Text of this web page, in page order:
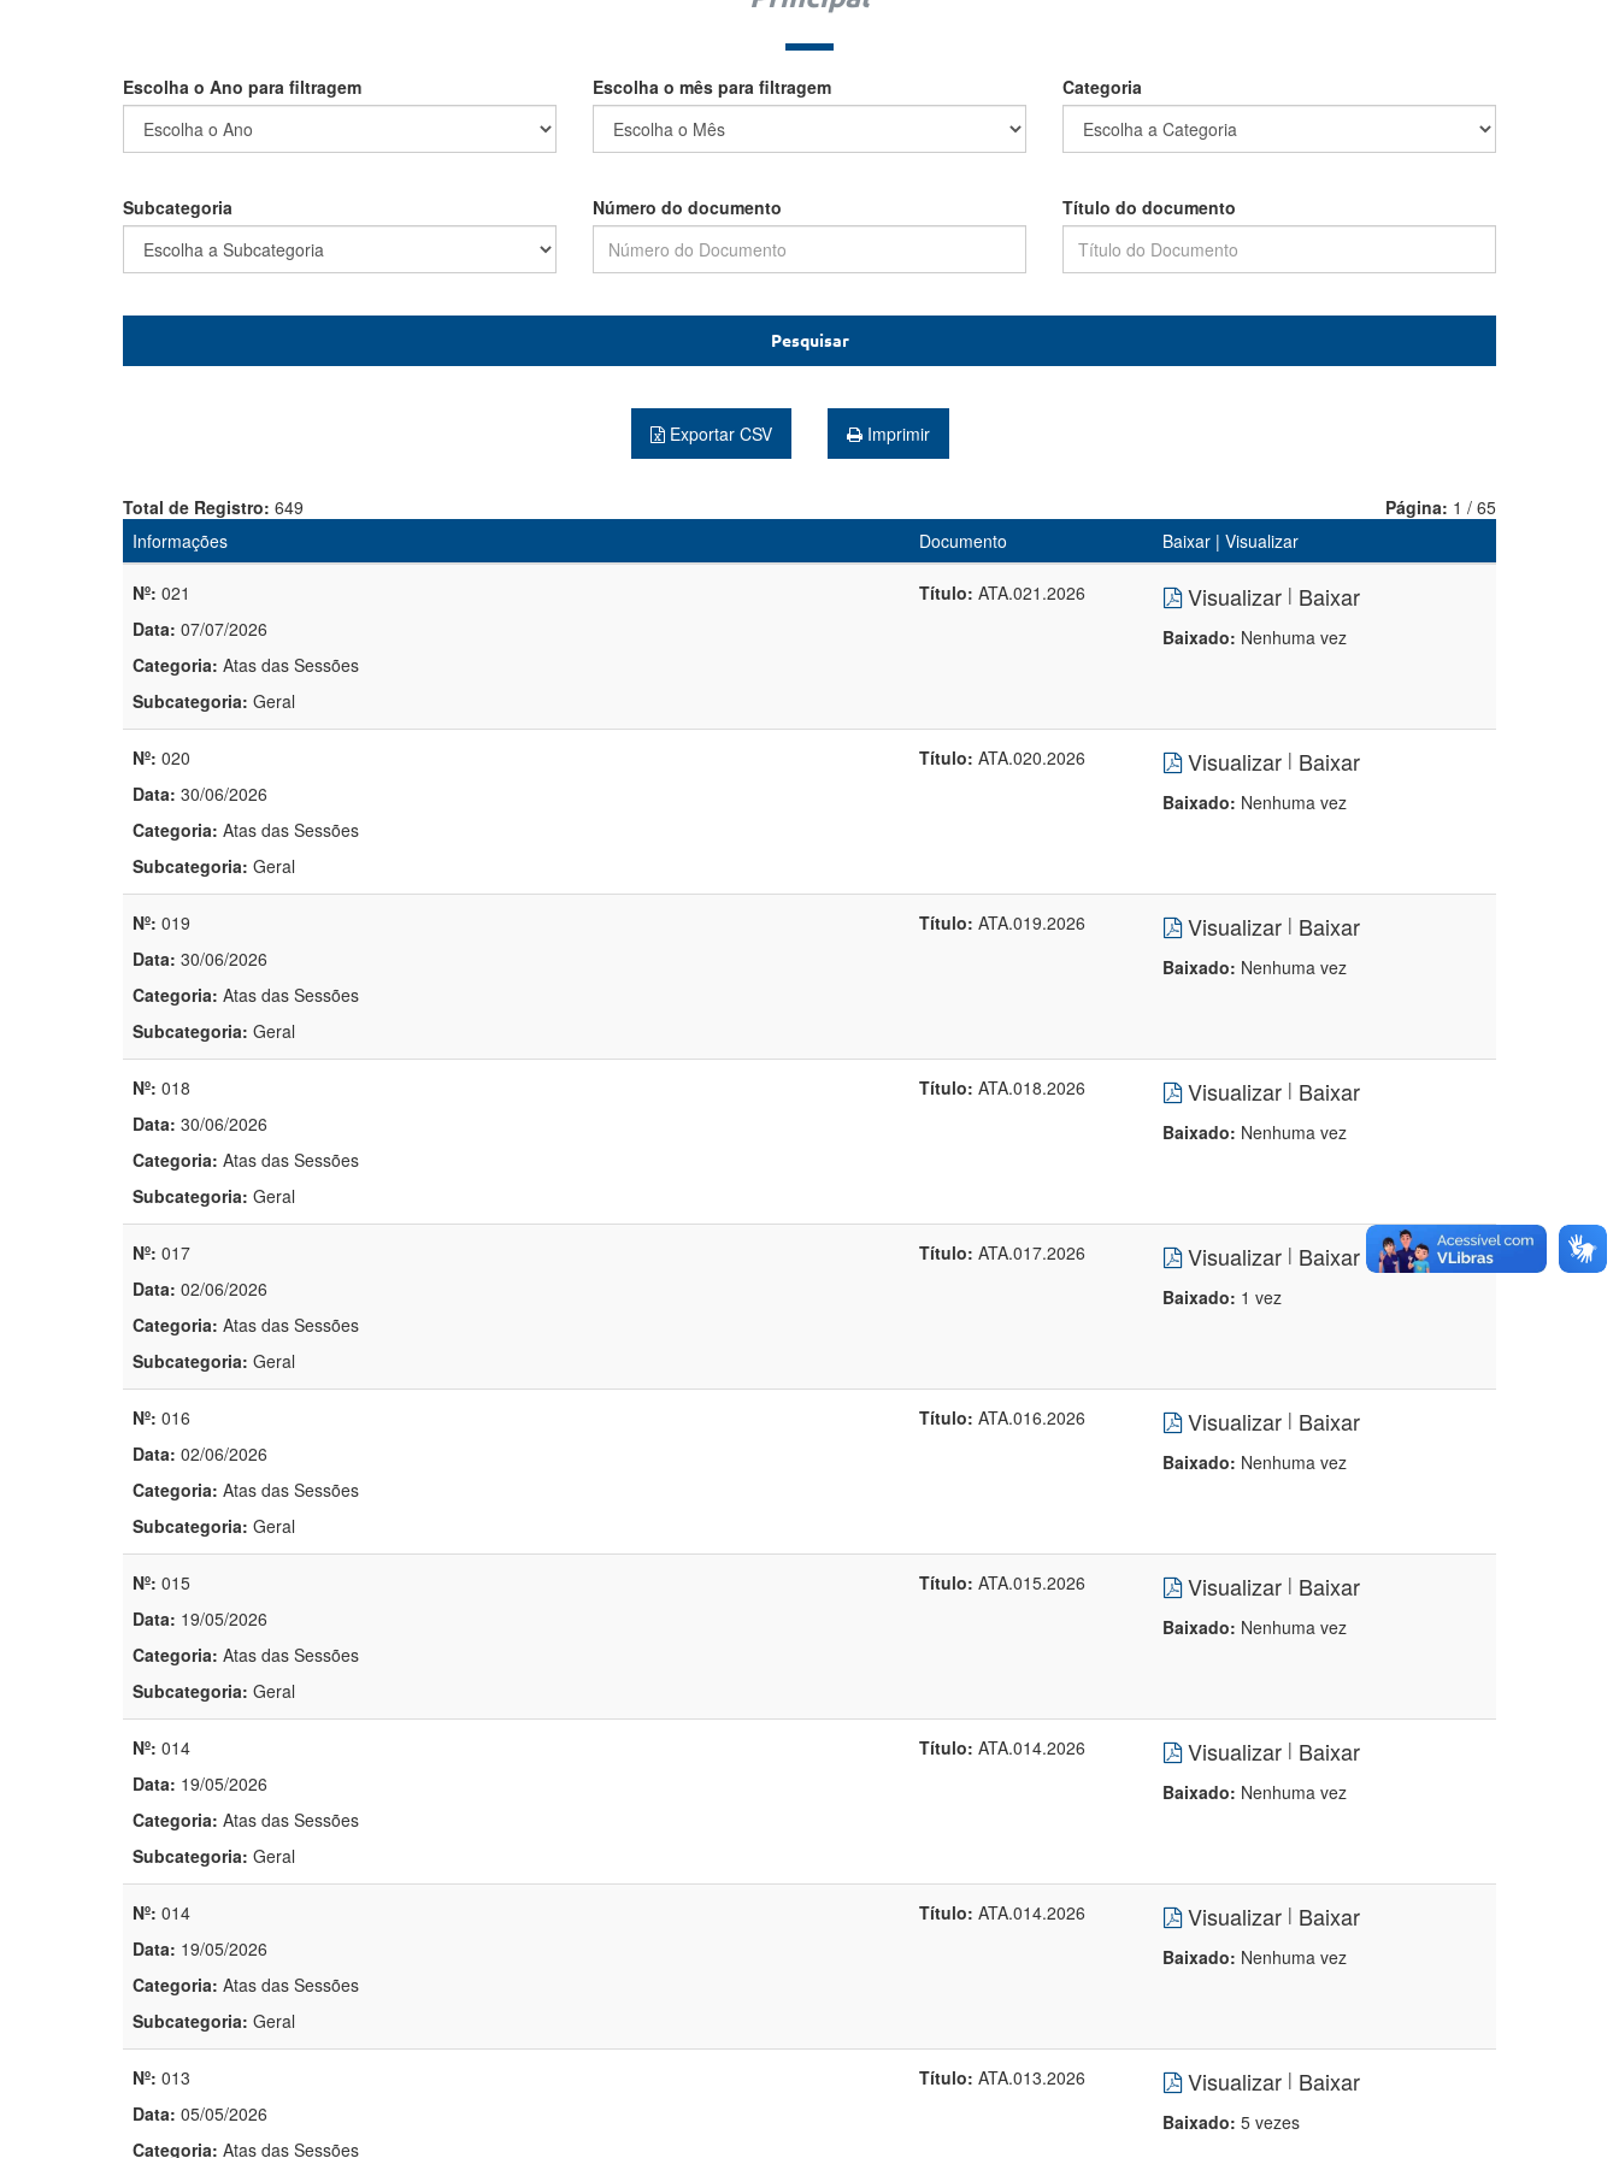
Escolha o Ano para filtragem Escolha o mês para filtragem Categoria
Subcategoria Número do documento Título do documento
Pesquisar
Exportar CSV Imprimir
Total de Registro: 649 Página: 1 / 65
Informações
Documento Baixar | Visualizar
Nº: 021
Data: 07/07/2026
Categoria: Atas das Sessões
Subcategoria: Geral
Título: ATA.021.2026 Visualizar | Baixar
Baixado: Nenhuma vez
Nº: 020
Data: 30/06/2026
Categoria: Atas das Sessões
Subcategoria: Geral
Título: ATA.020.2026 Visualizar | Baixar
Baixado: Nenhuma vez
Nº: 019
Data: 30/06/2026
Categoria: Atas das Sessões
Subcategoria: Geral
Título: ATA.019.2026 Visualizar | Baixar
Baixado: Nenhuma vez
Nº: 018
Data: 30/06/2026
Categoria: Atas das Sessões
Subcategoria: Geral
Título: ATA.018.2026 Visualizar | Baixar
Baixado: Nenhuma vez
Nº: 017
Data: 02/06/2026
Categoria: Atas das Sessões
Subcategoria: Geral
Título: ATA.017.2026 Visualizar | Baixar
Baixado: 1 vez
Nº: 016
Data: 02/06/2026
Categoria: Atas das Sessões
Subcategoria: Geral
Título: ATA.016.2026 Visualizar | Baixar
Baixado: Nenhuma vez
Nº: 015
Data: 19/05/2026
Categoria: Atas das Sessões
Subcategoria: Geral
Título: ATA.015.2026 Visualizar | Baixar
Baixado: Nenhuma vez
Nº: 014
Data: 19/05/2026
Categoria: Atas das Sessões
Subcategoria: Geral
Título: ATA.014.2026 Visualizar | Baixar
Baixado: Nenhuma vez
Nº: 014
Data: 19/05/2026
Categoria: Atas das Sessões
Subcategoria: Geral
Título: ATA.014.2026 Visualizar | Baixar
Baixado: Nenhuma vez
Nº: 013
Data: 05/05/2026
Categoria: Atas das Sessões
Título: ATA.013.2026 Visualizar | Baixar
Baixado: 5 vezes